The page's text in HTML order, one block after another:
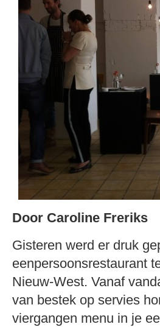
Door Caroline Freriks
Gisteren werd er druk
eenpersoonsrestaurant
Nieuw-West. Vanaf
van bestek op servies
viergangen menu in je